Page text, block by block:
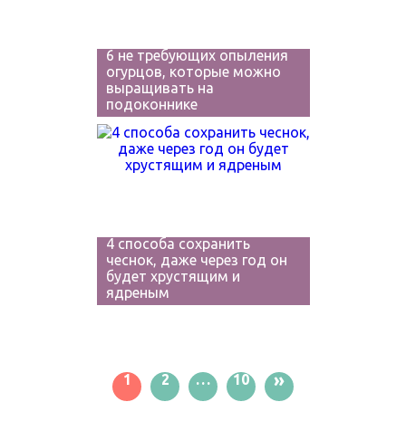
6 не требующих опыления
огурцов, которые можно
выращивать на
подоконнике
4 способа сохранить
чеснок, даже через год он
будет хрустящим и
ядреным
1 2 … 10 »